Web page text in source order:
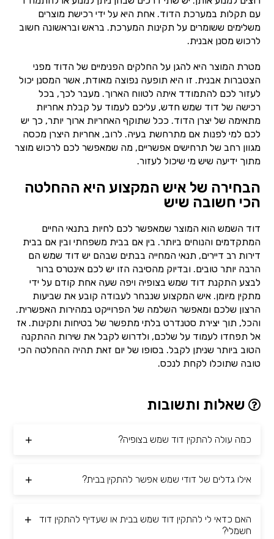
עם תקלות במערכת הדוד. אחת היא על ידי רכישת מוצרים
משלימים ששומרים על תקינות המערכת. בראש ובראשונה חשוב
לרכוש מסנן אבנית.
מטרת המוצר היא להגן על החלקים הפנימיים של הדוד מפני
הצטברות אבנית. זו היא תופעה נפוצה מאודת, אשר המסנן יכול
לעזור לכם להתמודד איתה לטווח הארוך. מעבר לכך, בכל
רכישה של דוד שמש חדש, עליכם לעמוד על קבלת אחריות
מתאימה של יצרן הדוד. ככל שתוקף האחריות ארוך יותר, כך יש
לכם למי לפנות אם מתרחשת בעיה. לרוב, אחריות היצרן מכסה
מגוון רחב של תרחישים אפשריים, מה שמאפשר לכם לרכוש מוצר
מתוך ידיעה שיש מי שיכול לעזור.
הבחירה של איש המקצוע היא ההחלטה
הכי חשובה שיש
דוד השמש הוא המוצר שמאפשר לכם לחיות בתנאי החיים
המתקדמים והנוחים ביותר. בין אם בבית משפחתי ובין אם בבית
דירות רב דיירים, תנאי המחייה בבתים שבהם יש דוד שמש הם
הרבה יותר טובים. ובדיוק מהסיבה הזו יש לכם אינטרס ברור
לבצע התקנת דוד שמש בצופיה ויפה שעה אחת קודם על ידי
מתקין מיומן. איש המקצוע שנבחר לעבודה קובע את שביעות
הרצון שלכם ומאפשר השלמה של הפרוייקט במהירות האפשרית.
והכל, תוך יצירת סטנדרט בלתי מתפשר של בטיחות ותקינות. אז
אל תפחדו לעמוד על שלכם, ולדרוש לקבל את שירות ההתקנה
הטוב ביותר שניתן לקבל. בסופו של יום זאת תהיה ההחלטה הכי
טובה שתוכלו לקחת לנכס.
שאלות ותשובות
כמה עולה להתקין דוד שמש בצופיה?
אילו גדלים של דודי שמש אפשר להתקין בבית?
האם כדאי לי להתקין דוד שמש בבית או שעדיף להתקין דוד
חשמלי?